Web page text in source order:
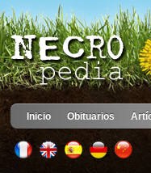
Inicio Obituarios